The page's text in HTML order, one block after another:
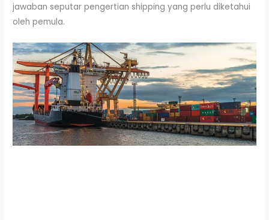
jawaban seputar pengertian shipping yang perlu diketahui
oleh pemula.